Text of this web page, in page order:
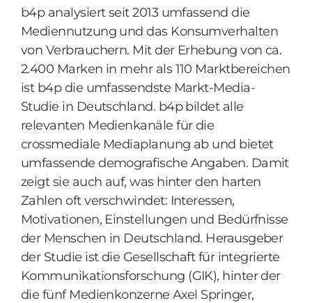
b4p analysiert seit 2013 umfassend die
Mediennutzung und das Konsumverhalten
von Verbrauchern. Mit der Erhebung von ca.
2.400 Marken in mehr als 110 Marktbereichen
ist b4p die umfassendste Markt-Media-
Studie in Deutschland. b4p bildet alle
relevanten Medienkanäle für die
crossmediale Mediaplanung ab und bietet
umfassende demografische Angaben. Damit
zeigt sie auch auf, was hinter den harten
Zahlen oft verschwindet: Interessen,
Motivationen, Einstellungen und Bedürfnisse
der Menschen in Deutschland. Herausgeber
der Studie ist die Gesellschaft für integrierte
Kommunikationsforschung (GIK), hinter der
die fünf Medienkonzerne Axel Springer,